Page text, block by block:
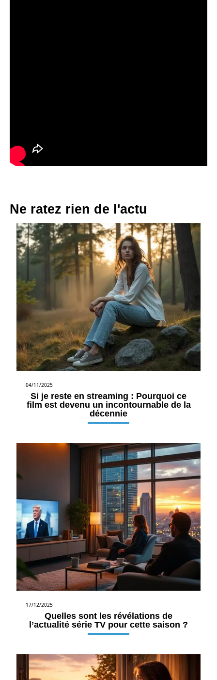
Ne ratez rien de l'actu
04/11/2025
Si je reste en streaming : Pourquoi ce
film est devenu un incontournable de la
décennie
17/12/2025
Quelles sont les révélations de
l’actualité série TV pour cette saison ?